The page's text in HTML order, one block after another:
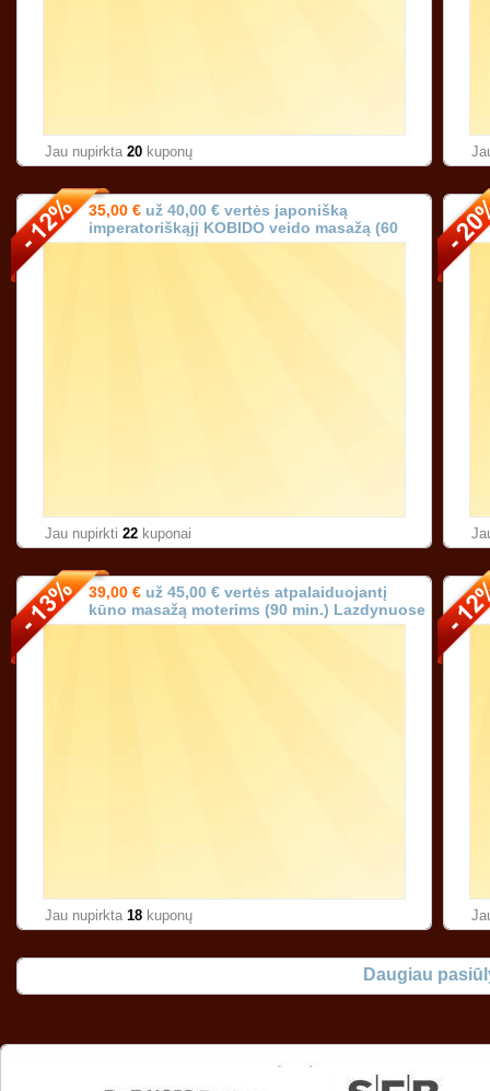
Jau nupirkta 20 kuponų
35,00 € už 40,00 € vertės japonišką
imperatoriškąjį KOBIDO veido masažą (60
min.) Vilniuje!
Jau nupirkti 22 kuponai
39,00 € už 45,00 € vertės atpalaiduojantį
kūno masažą moterims (90 min.) Lazdynuose
Vilniuje!
Jau nupirkta 18 kuponų
Daugiau